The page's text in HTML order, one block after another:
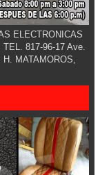
ELECTRONICAS
817-96-17 Ave.
MATAMOROS,